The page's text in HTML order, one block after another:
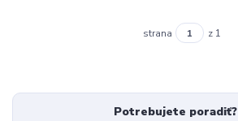
strana z 1
Potrebujete poradiť?